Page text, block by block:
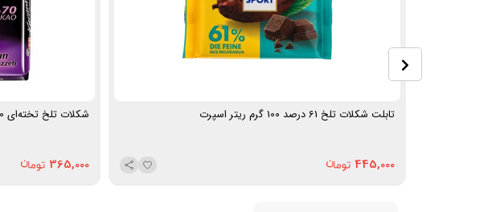
تابلت شکلات تلخ 61 درصد 100 گرم ریتر اسپرت
445,000
شکلات تلخ تخته‌ای 70% 60 گرم کارام اتی
365,000